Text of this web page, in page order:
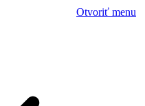
Otvoriť menu